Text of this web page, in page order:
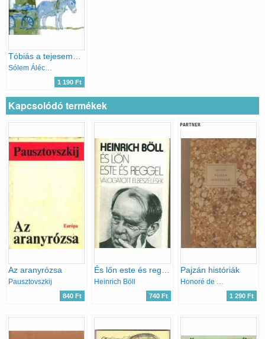
Sólem Áléchem
1 190 Ft
Kapcsolódó termékek
Az aranyrózsa
Pausztovszkij
840 Ft
Heinrich Böll
740 Ft
PARTNER
Pajzán históriák
Honoré de Balzac
1 290 Ft